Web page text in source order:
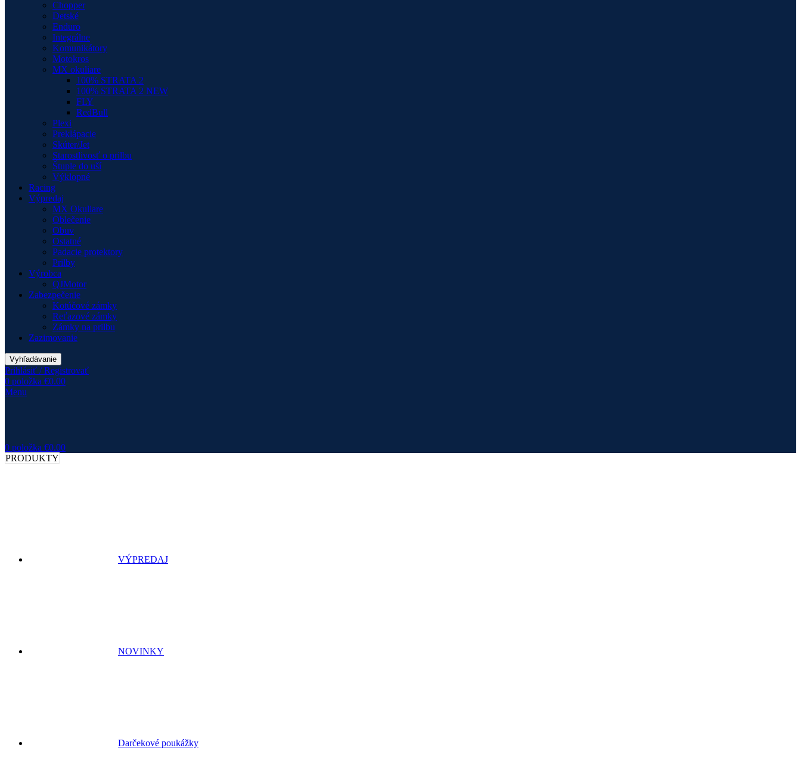
Chopper
Detské
Enduro
Integrálne
Komunikátory
Motokros
MX okuliare
100% STRATA 2
100% STRATA 2 NEW
FLY
RedBull
Plexi
Preklápacie
Skúter/Jet
Starostlivosť o prilbu
Štuple do uší
Výklopné
Racing
Výpredaj
MX Okuliare
Oblečenie
Obuv
Ostatné
Padacie protektory
Prilby
Výrobca
QJMotor
Zabezpečenie
Kotúčové zámky
Reťazové zámky
Zámky na prilbu
Zazimovanie
Vyhľadávanie
Prihlásiť / Registrovať
0 položka €0.00
Menu
0 položka €0.00
PRODUKTY
VÝPREDAJ
NOVINKY
Darčekové poukážky